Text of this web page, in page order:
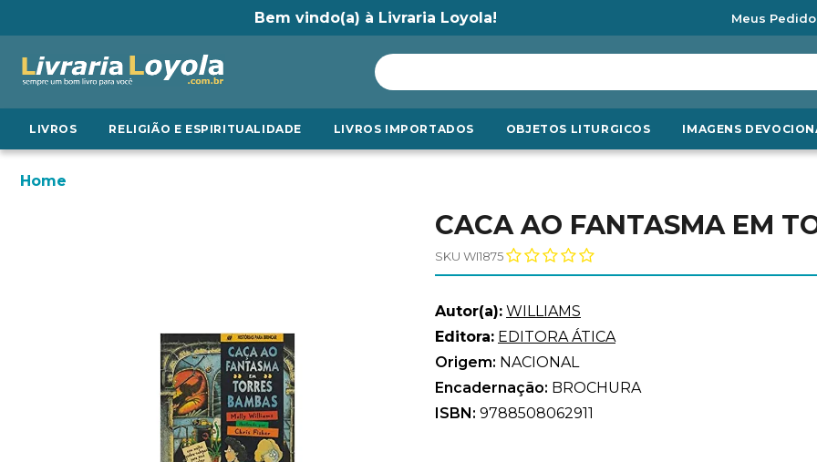
Bem vindo(a) à Livraria Loyola! Meus
LIVROS RELIGIÃO E ESPIRITUALIDADE LIVROS IMPORTADOS OBJETOS LITURGICOS IMAGENS
Home
CACA AO FANTASMA EM
SKU WI1875
Autor(a): WILLIAMS
Editora: EDITORA ÁTICA
Origem: NACIONAL
Encadernação: BROCHURA
ISBN: 9788508062911